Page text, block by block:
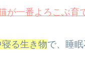
が一番よろこぶ育
る生き物で、睡